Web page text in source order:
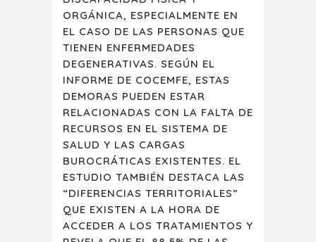
ORGÁNICA, ESPECIALMENTE EN
EL CASO DE LAS PERSONAS QUE
TIENEN ENFERMEDADES
DEGENERATIVAS. SEGÚN EL
INFORME DE COCEMFE, ESTAS
DEMORAS PUEDEN ESTAR
RELACIONADAS CON LA FALTA DE
RECURSOS EN EL SISTEMA DE
SALUD Y LAS CARGAS
BUROCRÁTICAS EXISTENTES. EL
ESTUDIO TAMBIÉN DESTACA LAS
“DIFERENCIAS TERRITORIALES”
QUE EXISTEN A LA HORA DE
ACCEDER A LOS TRATAMIENTOS Y